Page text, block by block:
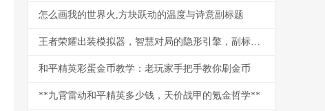
怎么画我的世界火,方块跃动的温度与诗意副标题
王者荣耀出装模拟器，智慧对局的隐形引擎，副标题，资深玩家的战术实验场
和平精英彩蛋金币教学：老玩家手把手教你刷金币
**九霄雷动和平精英多少钱，天价战甲的氪金哲学**